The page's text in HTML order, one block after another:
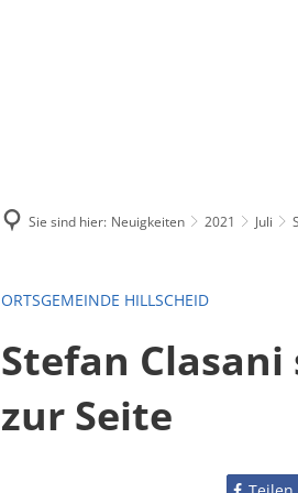
Sie sind hier: Neuigkeiten 2021 Juli
ORTSGEMEINDE HILLSCHEID
Stefan
zur Seite